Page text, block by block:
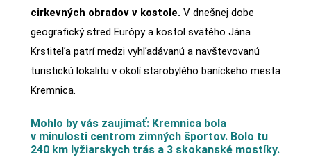
cirkevných obradov v kostole. V dnešnej dobe
geografický stred Európy a kostol svätého Jána
Krstiteľa patrí medzi vyhľadávanú a navštevovanú
turistickú lokalitu v okolí starobylého baníckeho mesta
Kremnica.
Mohlo by vás zaujímať: Kremnica bola
v minulosti centrom zimných športov. Bolo tu
240 km lyžiarskych trás a 3 skokanské mostíky.